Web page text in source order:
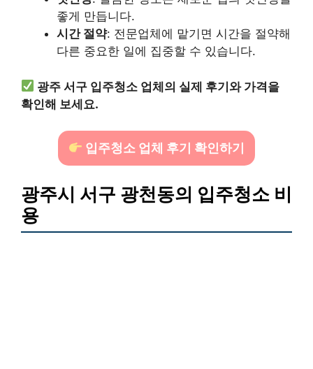
좋게 만듭니다.
시간 절약: 전문업체에 맡기면 시간을 절약해
다른 중요한 일에 집중할 수 있습니다.
광주 서구 입주청소 업체의 실제 후기와 가격을
확인해 보세요.
입주청소 업체 후기 확인하기
광주시 서구 광천동의 입주청소 비
용